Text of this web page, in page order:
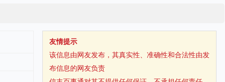
友情提示
该信息由网友发布，其真实性、准确性和合法性由发
布信息的网友负责